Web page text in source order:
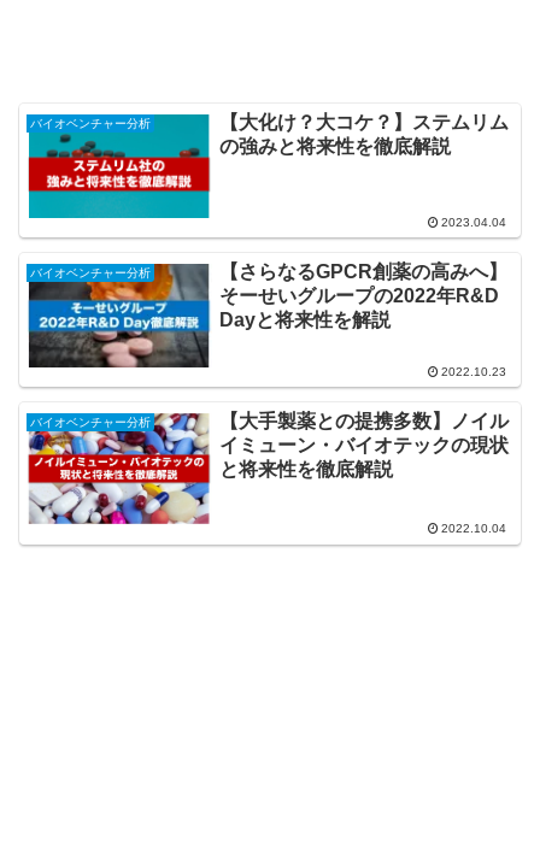
バイオベンチャー分析
【大化け？大コケ？】ステムリム
の強みと将来性を徹底解説
2023.04.04
バイオベンチャー分析
【さらなるGPCR創薬の高みへ】
そーせいグループの2022年R&D
Dayと将来性を解説
2022.10.23
バイオベンチャー分析
【大手製薬との提携多数】ノイル
イミューン・バイオテックの現状
と将来性を徹底解説
2022.10.04